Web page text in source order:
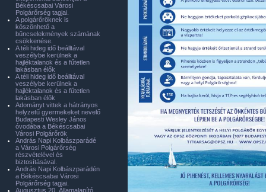
Békéscsabai Városi
Polgárőrség tagjai.
A polgárőröknek is
köszönhető a
bűncselekmények számának
csökkenése.
A téli hideg idő beálltával
veszélybe kerülnek a
hajléktalanok és a fűtetlen
lakásban élők
A téli hideg idő beálltával
veszélybe kerülnek a
hajléktalanok és a fűtetlen
lakásban élők
Adományt vittek a hátrányos
helyzetű gyermekeket nevelő
Budapesti Wesley János
óvodába a Békéscsabai
Városi Polgárőrök
András Napi Kolbászparádé
a Városi Polgárőrség
részvételével és
biztosításával.
András Napi Kolbászparádén
a Békéscsabai Városi
Polgárőrség tagjai.
Augusztus 20. Államalapító